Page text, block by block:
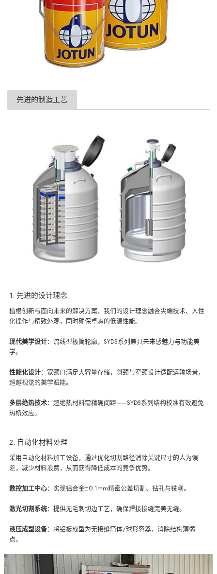
先进的制造工艺
1. 先进的设计理念
植根创新与面向未来的解决方案，我们的设计理念融合尖端技术、人性
化操作与精致外观，同时确保卓越的低温性能。
现代美学设计：流线型极简轮廓，SYDS系列兼具未来感魅力与功能美
学。
性能化设计：宽颈口满足大容量存储，斜颈与窄颈设计适配运输场景，
超越视觉的美学赋能。
多层绝热技术：超绝热材料需精确间距——SYDS系列结构校准有效避免
热桥效应。
2. 自动化材料处理
采用自动化材料加工设备，通过优化切割路径消除关键尺寸的人为误
差，减少材料浪费，从而获得降低成本的竞争优势。
数控加工中心：实现铝合金±0.1mm精密公差切割、钻孔与铣削。
激光切割系统：提供无毛刺切边工艺，确保焊接接缝完美无缝。
液压成型设备：将铝板成型为无接缝筒体/球形容器，消除结构薄弱
点。